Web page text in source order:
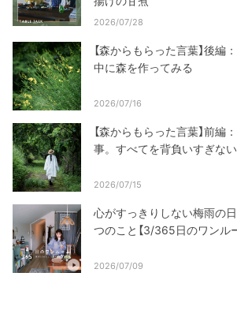
2026/07/28
【森からもらった言葉】後編
中に森を作ってみる
2026/07/16
【森からもらった言葉】前編
事。すべてを背負いすぎな
2026/07/15
心がすっきりしない梅雨の
つのこと【3/365日のワンル
2026/07/09